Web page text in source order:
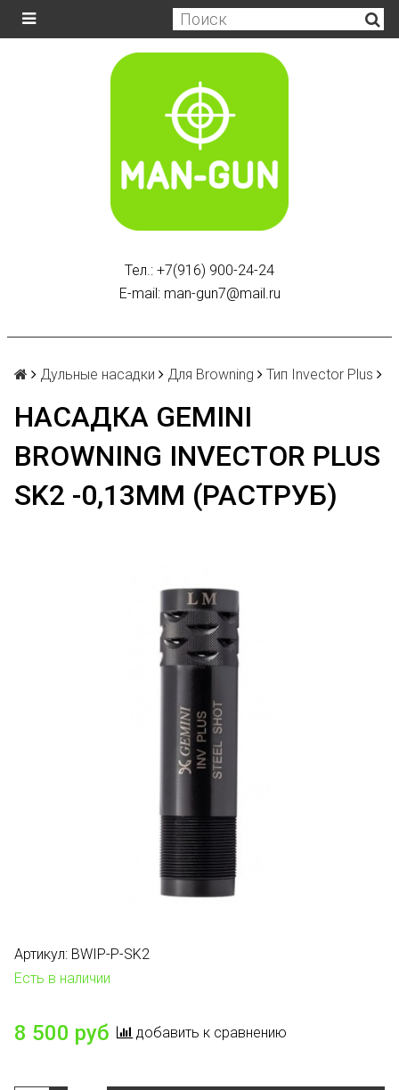
Тел.: +7(916) 900-24-24
E-mail: man-gun7@mail.ru
Дульные насадки Для Browning Тип Invector Plus
НАСАДКА GEMINI
BROWNING INVECTOR PLUS
SK2 -0,13ММ (РАСТРУБ)
Артикул: BWIP-P-SK2
Есть в наличии
8 500 руб добавить к сравнению